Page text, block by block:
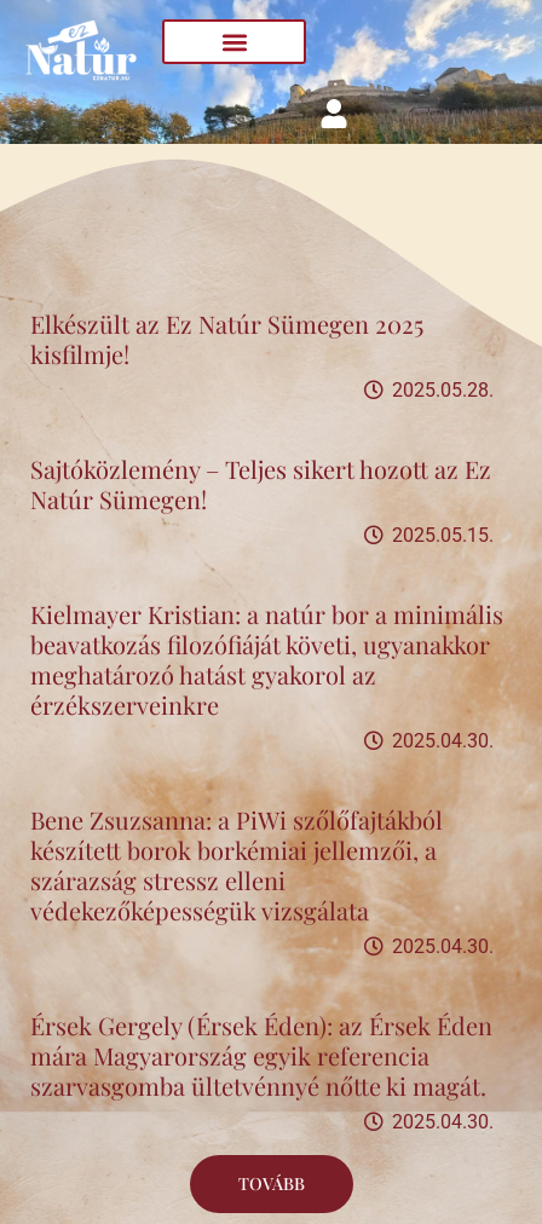
content
Elkészült az Ez Natúr Sümegen 2025
kisfilmje!
2025.05.28.
Sajtóközlemény – Teljes sikert hozott az Ez
Natúr Sümegen!
2025.05.15.
Kielmayer Kristian: a natúr bor a minimális
beavatkozás filozófiáját követi, ugyanakkor
meghatározó hatást gyakorol az
érzékszerveinkre
2025.04.30.
Bene Zsuzsanna: a PiWi szőlőfajtákból
készített borok borkémiai jellemzői, a
szárazság stressz elleni
védekezőképességük vizsgálata
2025.04.30.
Érsek Gergely (Érsek Éden): az Érsek Éden
mára Magyarország egyik referencia
szarvasgomba ültetvénnyé nőtte ki magát.
2025.04.30.
TOVÁBB